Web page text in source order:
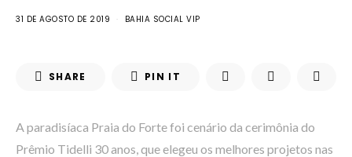
31 DE AGOSTO DE 2019 BAHIA SOCIAL VIP
SHARE PIN IT
A paradisíaca Praia do Forte foi cenário da cerimônia do
Prêmio Tidelli 30 anos, que elegeu os melhores projetos nas